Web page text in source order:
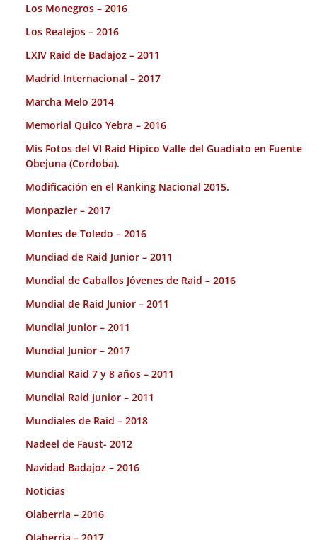
Los Monegros – 2016
Los Realejos – 2016
LXIV Raid de Badajoz – 2011
Madrid Internacional – 2017
Marcha Melo 2014
Memorial Quico Yebra – 2016
Mis Fotos del VI Raid Hípico Valle del Guadiato en Fuente
Obejuna (Cordoba).
Modificación en el Ranking Nacional 2015.
Monpazier – 2017
Montes de Toledo – 2016
Mundiad de Raid Junior – 2011
Mundial de Caballos Jóvenes de Raid – 2016
Mundial de Raid Junior – 2011
Mundial Junior – 2011
Mundial Junior – 2017
Mundial Raid 7 y 8 años – 2011
Mundial Raid Junior – 2011
Mundiales de Raid – 2018
Nadeel de Faust- 2012
Navidad Badajoz – 2016
Noticias
Olaberria – 2016